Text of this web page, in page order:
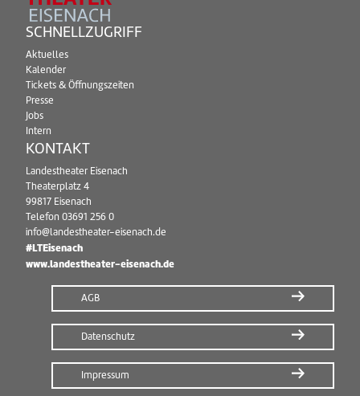
SCHNELLZUGRIFF
Aktuelles
Kalender
Tickets & Öffnungszeiten
Presse
Jobs
Intern
KONTAKT
Landestheater Eisenach
Theaterplatz 4
99817 Eisenach
Telefon 03691 256 0
info@landestheater-eisenach.de
#LTEisenach
www.landestheater-eisenach.de
AGB
Datenschutz
Impressum